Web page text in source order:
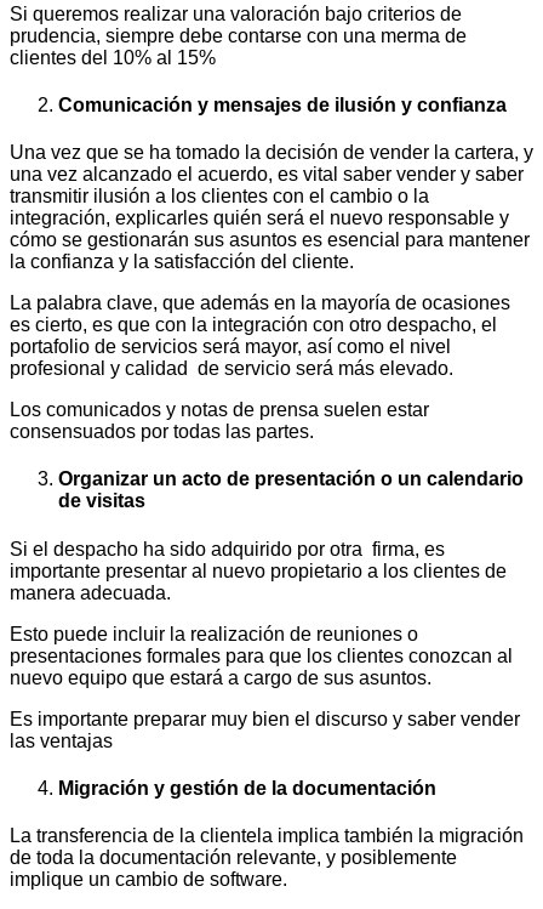
Si queremos realizar una valoración bajo criterios de
prudencia, siempre debe contarse con una merma de
clientes del 10% al 15%
Comunicación y mensajes de ilusión y confianza
Una vez que se ha tomado la decisión de vender la cartera, y
una vez alcanzado el acuerdo, es vital saber vender y saber
transmitir ilusión a los clientes con el cambio o la
integración, explicarles quién será el nuevo responsable y
cómo se gestionarán sus asuntos es esencial para mantener
la confianza y la satisfacción del cliente.
La palabra clave, que además en la mayoría de ocasiones
es cierto, es que con la integración con otro despacho, el
portafolio de servicios será mayor, así como el nivel
profesional y calidad de servicio será más elevado.
Los comunicados y notas de prensa suelen estar
consensuados por todas las partes.
Organizar un acto de presentación o un calendario
de visitas
Si el despacho ha sido adquirido por otra firma, es
importante presentar al nuevo propietario a los clientes de
manera adecuada.
Esto puede incluir la realización de reuniones o
presentaciones formales para que los clientes conozcan al
nuevo equipo que estará a cargo de sus asuntos.
Es importante preparar muy bien el discurso y saber vender
las ventajas
Migración y gestión de la documentación
La transferencia de la clientela implica también la migración
de toda la documentación relevante, y posiblemente
implique un cambio de software.